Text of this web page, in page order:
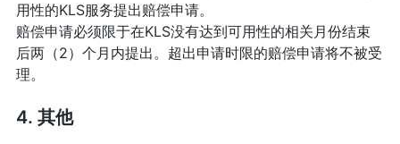
用性的KLS服务提出赔偿申请。
赔偿申请必须限于在KLS没有达到可用性的相关月份结束
后两（2）个月内提出。超出申请时限的赔偿申请将不被受
理。
4. 其他